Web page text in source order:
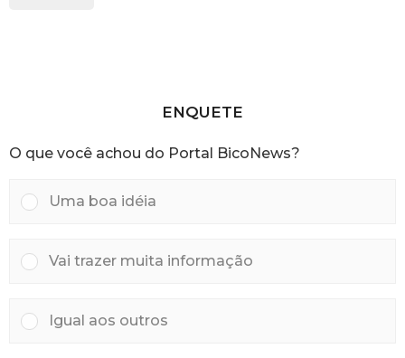
r
s
ENQUETE
O que você achou do Portal BicoNews?
Uma boa idéia
Vai trazer muita informação
Igual aos outros